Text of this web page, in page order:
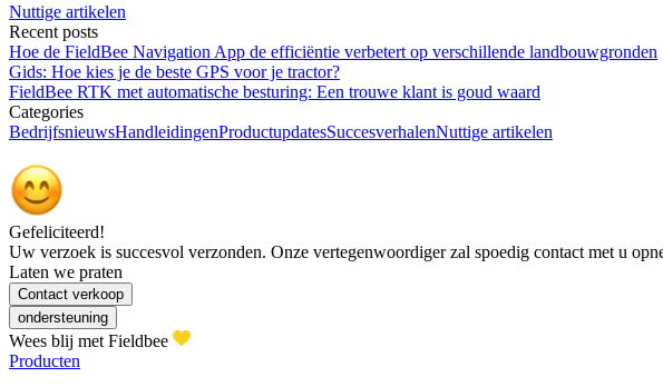
Nuttige artikelen
Recent posts
Hoe de FieldBee Navigation App de efficiëntie verbetert op verschillende landbouwgronden
Gids: Hoe kies je de beste GPS voor je tractor?
FieldBee RTK met automatische besturing: Een trouwe klant is goud waard
Categories
BedrijfsnieuwsHandleidingenProductupdatesSuccesverhalenNuttige artikelen
Gefeliciteerd!
Uw verzoek is succesvol verzonden. Onze vertegenwoordiger zal spoedig contact met u
Laten we praten
Contact verkoop
ondersteuning
Wees blij met Fieldbee
Producten